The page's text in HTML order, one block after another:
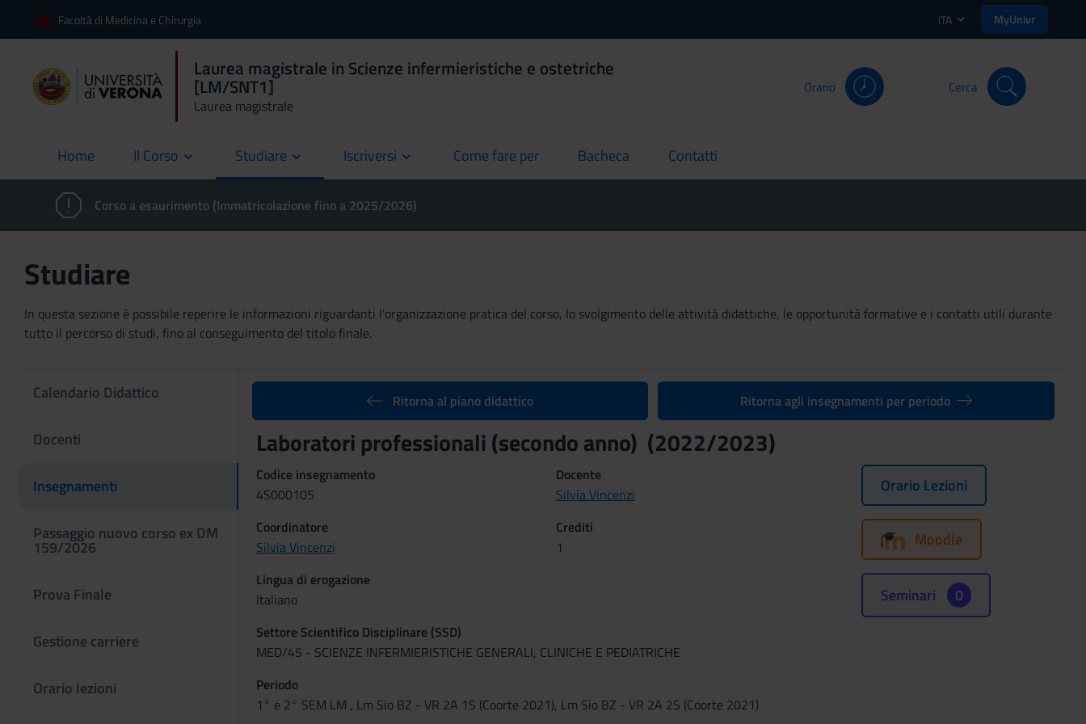
Facoltà di Medicina e Chirurgia ITA MyUnivr
Laurea magistrale in Scienze infermieristiche e ostetriche
[LM/SNT1]
Laurea magistrale
Orario Cerca
Home
current Il Corso Studiare Iscriversi Come fare per
current Bacheca
current Contatti
current
Corso a esaurimento (Immatricolazione fino a 2025/2026)
Studiare
In questa sezione è possibile reperire le informazioni riguardanti l'organizzazione pratica del corso, lo svolgimento delle attività didattiche, le opportunità formative e i contatti utili durante
tutto il percorso di studi, fino al conseguimento del titolo finale.
Calendario Didattico
Docenti
Insegnamenti
Passaggio nuovo corso ex DM
159/2026
Prova Finale
Gestione carriere
Orario lezioni
Ritorna al piano didattico Ritorna agli insegnamenti per periodo
Laboratori professionali (secondo anno) (2022/2023)
Codice insegnamento
4S000105
Docente
Silvia Vincenzi
Coordinatore
Silvia Vincenzi
Crediti
1
Lingua di erogazione
Italiano
Settore Scientifico Disciplinare (SSD)
MED/45 - SCIENZE INFERMIERISTICHE GENERALI, CLINICHE E PEDIATRICHE
Periodo
1° e 2° SEM LM , Lm Sio BZ - VR 2A 1S (Coorte 2021), Lm Sio BZ - VR 2A 2S (Coorte 2021)
Orario Lezioni
Moodle
Seminari 0